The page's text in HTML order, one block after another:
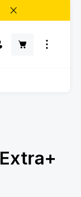
v seznamu přání
Nákupní košík